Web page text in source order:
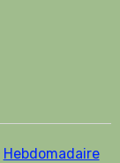
Hebdomadaire